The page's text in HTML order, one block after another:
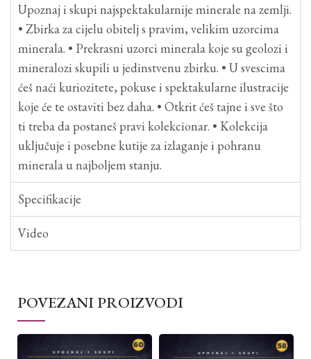
Upoznaj i skupi najspektakularnije minerale na zemlji.
• Zbirka za cijelu obitelj s pravim, velikim uzorcima
minerala. • Prekrasni uzorci minerala koje su geolozi i
mineralozi skupili u jedinstvenu zbirku. • U svescima
ćeš naći kuriozitete, pokuse i spektakularne ilustracije
koje će te ostaviti bez daha. • Otkrit ćeš tajne i sve što
ti treba da postaneš pravi kolekcionar. • Kolekcija
uključuje i posebne kutije za izlaganje i pohranu
minerala u najboljem stanju.
Specifikacije
Video
POVEZANI PROIZVODI